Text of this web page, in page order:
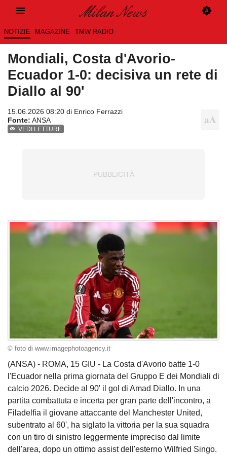
NOTIZIE MAGAZINE TMW RADIO
Mondiali, Costa d'Avorio-
Ecuador 1-0: decisiva un rete di
Diallo al 90'
15.06.2026 08:20 di Enrico Ferrazzi
Fonte: ANSA
VEDI LETTURE
© foto di www.imagephotoagency.it
(ANSA) - ROMA, 15 GIU - La Costa d'Avorio batte 1-0
l'Ecuador nella prima giornata del Gruppo E dei Mondiali di
calcio 2026. Decide al 90' il gol di Amad Diallo. In una
partita combattuta e incerta per gran parte dell'incontro, a
Filadelfia il giovane attaccante del Manchester United,
subentrato al 60', ha siglato la vittoria per la sua squadra
con un tiro di sinistro leggermente impreciso dal limite
dell'area, dopo un ottimo assist dell'esterno Wilfried Singo.